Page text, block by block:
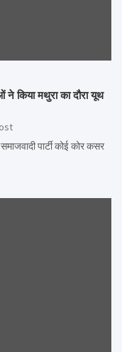
किया मथुरा का दौरा यूथ
पार्टी कोई कोर कसर